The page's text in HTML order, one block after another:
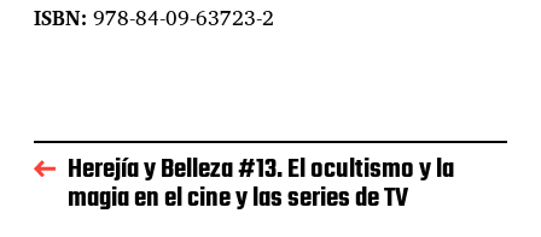
ISBN: 978-84-09-63723-2
Herejía y Belleza #13. El ocultismo y la
magia en el cine y las series de TV